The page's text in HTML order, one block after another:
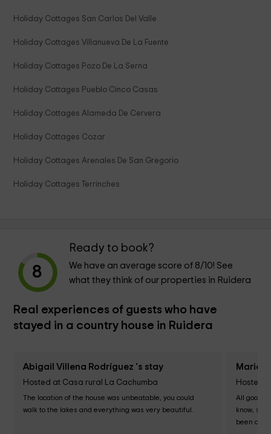
Holiday Cottages San Carlos Del Valle
Holiday Cottages Villanueva De La Fuente
Holiday Cottages Pozo De La Serna
Holiday Cottages Pueblo Cinco Casas
Holiday Cottages Alameda De Cervera
Holiday Cottages Cozar
Holiday Cottages Arenales De San Gregorio
Holiday Cottages Terrinches
8
Ready to book?
We have an average score of 8/10! See
what they think of our properties in Ruidera
Real experiences of guests who have
stayed in a country house in Ruidera
Abigail Villena Rodríguez 's stay
Hosted at Casa rural La Cachumba
The location of the house was unbeatable, you could
walk to the lakes and everything was very beautiful.
Maria
Hosted
All good
know,
been